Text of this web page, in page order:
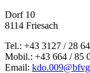
Dorf 10
8114 Friesach
Tel.: +43 3127 / 28
Mobil.: +43 664 / 85
Email: